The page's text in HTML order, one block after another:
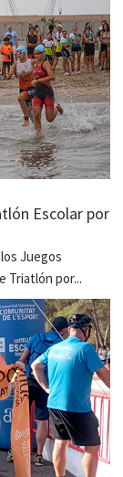
Escolar por
Juegos
Triatlón por...